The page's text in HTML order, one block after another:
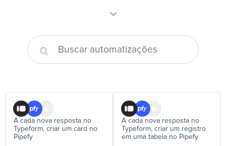
A cada nova resposta no
Typeform, criar um card no
Pipefy
A cada nova resposta no
Typeform, criar um registro
em uma tabela no Pipefy